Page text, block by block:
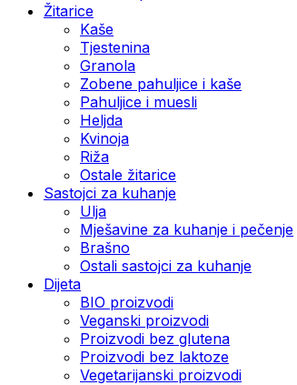
Žitarice
Kaše
Tjestenina
Granola
Zobene pahuljice i kaše
Pahuljice i muesli
Heljda
Kvinoja
Riža
Ostale žitarice
Sastojci za kuhanje
Ulja
Mješavine za kuhanje i pečenje
Brašno
Ostali sastojci za kuhanje
Dijeta
BIO proizvodi
Veganski proizvodi
Proizvodi bez glutena
Proizvodi bez laktoze
Vegetarijanski proizvodi